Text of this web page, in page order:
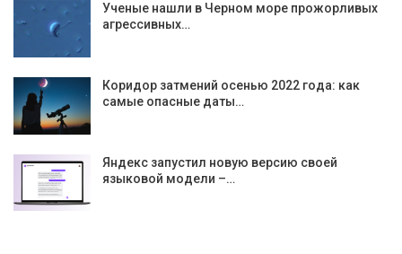
Ученые нашли в Черном море прожорливых
агрессивных…
Коридор затмений осенью 2022 года: как
самые опасные даты…
Яндекс запустил новую версию своей
языковой модели –…